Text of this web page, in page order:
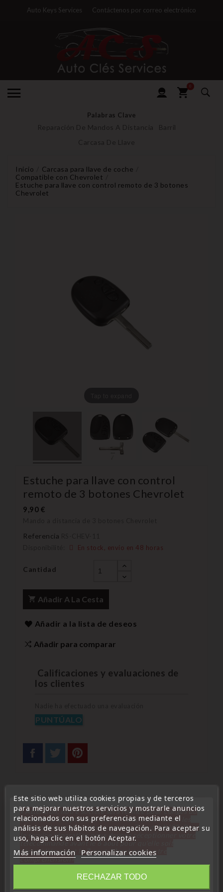
Auto Keys Services Contáctenos por correo electrónico
0
Palabras Clave
Reparación De Mandos A Distancia
Barril
Carcasa De Llave
Inicio
Carcasa para llave de coche
Compatible con Chevrolet
Estuche para llave con control remoto de 3 botones
Chevrolet
Estuche para llave con control
remoto de 3 botones Chevrolet
9,90 €
Referencia
En stock, envío en 48 horas
Cantidad
Añadir A La Cesta
Añadir a la lista de deseos
Añadir para comparar
Calificaciones y evaluaciones de
los clientes
PUNTÚALO
Descripción Detalles del producto
- 3 botones: abrir/cerrar/maletero
- Incluye llave maestra
Este sitio web utiliza cookies propias y de terceros
para mejorar nuestros servicios y mostrarle anuncios
relacionados con sus preferencias mediante el
análisis de sus hábitos de navegación. Para aceptar su
uso, haga clic en el botón Aceptar.
Más información Personalizar cookies
RECHAZAR TODO
« Attention, notre société sera fermée pour congés du
10 aout au 1 septembre inclus. Pour cette raison les
commandes sont traitées jusqu'au 7 aout
14H00. Pour
le service réparation nous devons réceptionner votre
télécommande avant le 6 aout pour qu'elle soit
réexpédiée avant le 7 aout. Merci pour votre
compréhension»
Cerrar